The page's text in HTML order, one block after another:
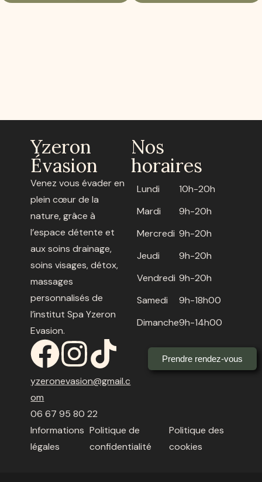
Prendre rendez-vous
Yzeron
Évasion
Venez vous évader en
plein cœur de la
nature, grâce à
l’espace détente et
aux soins drainage,
soins visages, détox,
massages
personnalisés de
l’institut Spa Yzeron
Evasion.
yzeronevasion@gmail.c
om
06 67 95 80 22
Nos
horaires
Lundi
Mardi
Mercredi
Jeudi
Vendredi
Samedi
Dimanche
10h-20h
9h-20h
9h-20h
9h-20h
9h-20h
9h-18h00
9h-14h00
Informations
légales
Politique de
confidentialité
Politique des
cookies